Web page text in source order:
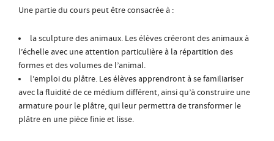
Une partie du cours peut être consacrée à :
la sculpture des animaux. Les élèves créeront des animaux à
l’échelle avec une attention particulière à la répartition des
formes et des volumes de l’animal.
l’emploi du plâtre. Les élèves apprendront à se familiariser
avec la fluidité de ce médium différent, ainsi qu’à construire une
armature pour le plâtre, qui leur permettra de transformer le
plâtre en une pièce finie et lisse.